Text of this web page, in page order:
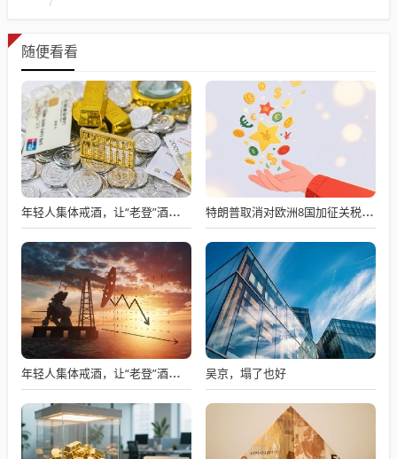
随便看看
年轻人集体戒酒，让“老登”酒企的天快塌了 特朗普取消对欧洲8国加征关税：已与北约就格陵兰达成“框架性协议”
年轻人集体戒酒，让“老登”酒企的天快塌了 吴京，塌了也好